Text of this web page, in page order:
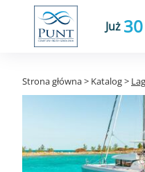
Już 30
Strona główna> Katalog>